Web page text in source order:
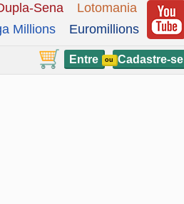
Sena
Lotomania
Millions
Euromillions
Entre ou Cadastre-se